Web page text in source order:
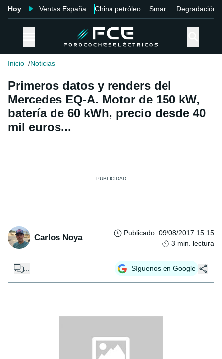
Hoy Ventas España China petróleo Smart Degradación
Inicio Noticias
Primeros datos y renders del
Mercedes EQ-A. Motor de 150 kW,
batería de 60 kWh, precio desde 40
mil euros...
Carlos Noya Publicado: 09/08/2017 15:15
3 min. lectura
... Síguenos en Google